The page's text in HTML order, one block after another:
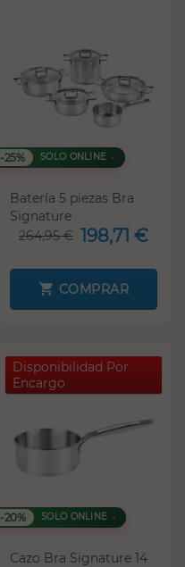
-25% SOLO ONLINE
Batería 5 piezas Bra
Signature
264,95 € 198,71 €
COMPRAR
Disponibilidad Por
Encargo
-20% SOLO ONLINE
Cazo Bra Signature 14